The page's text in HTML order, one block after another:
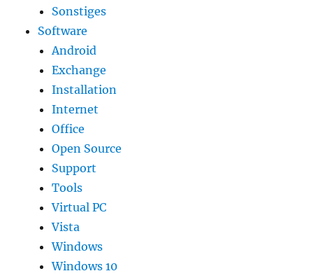
Sonstiges
Software
Android
Exchange
Installation
Internet
Office
Open Source
Support
Tools
Virtual PC
Vista
Windows
Windows 10